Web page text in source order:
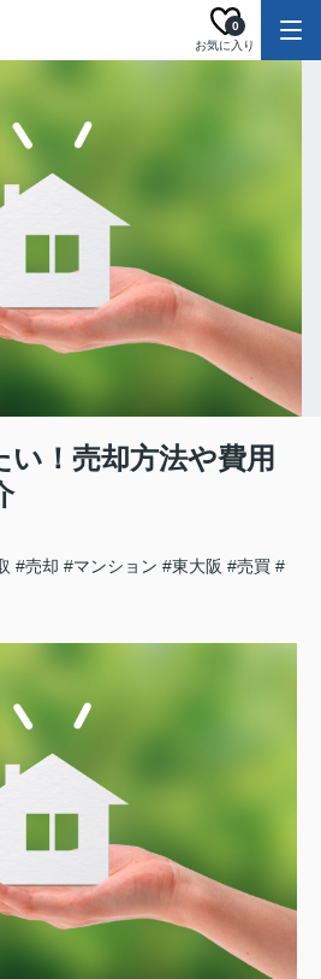
お気に入り
0
！売却方法や費用
#売却 #マンション #東大阪 #売買 #